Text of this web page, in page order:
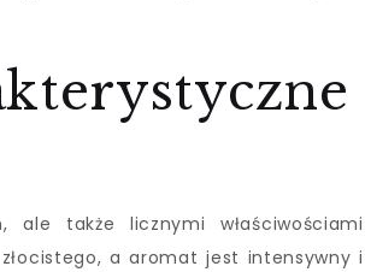
także licznymi właściwościami
a aromat jest intensywny i